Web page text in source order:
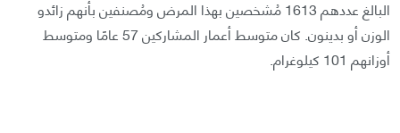
البالغ عددهم 1613 مُشخصين بهذا المرض ومُصنفين بأنهم زائدو
الوزن أو بدينون. كان متوسط أعمار المشاركين 57 عامًا ومتوسط
أوزانهم 101 كيلوغرام.